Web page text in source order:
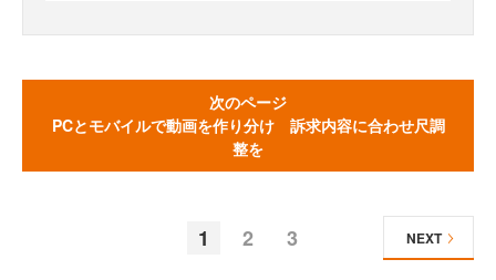
次のページ
PCとモバイルで動画を作り分け 訴求内容に合わせ尺調
整を
1 2 3 NEXT